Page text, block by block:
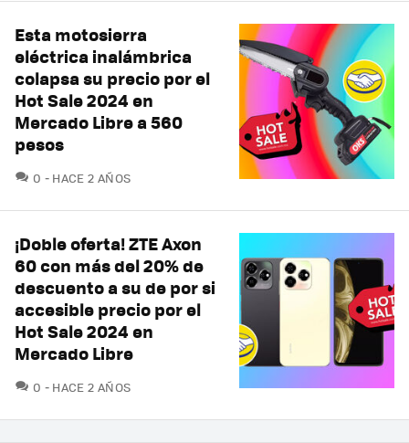
Esta motosierra
eléctrica inalámbrica
colapsa su precio por el
Hot Sale 2024 en
Mercado Libre a 560
pesos
0 COMENTARIOS
HACE 2 AÑOS
¡Doble oferta! ZTE Axon
60 con más del 20% de
descuento a su de por si
accesible precio por el
Hot Sale 2024 en
Mercado Libre
0 COMENTARIOS
HACE 2 AÑOS